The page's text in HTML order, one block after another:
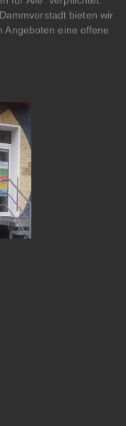
bieten wir
Angeboten eine offene